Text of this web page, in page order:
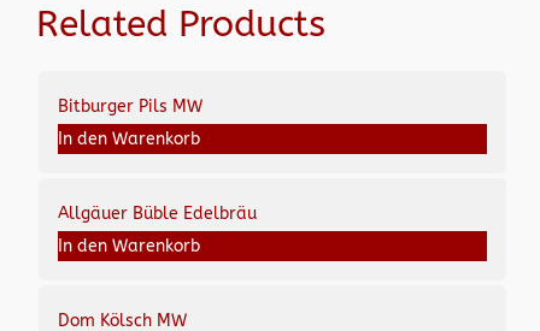
Related Products
Bitburger Pils MW
In den Warenkorb
Allgäuer Büble Edelbräu
In den Warenkorb
Dom Kölsch MW